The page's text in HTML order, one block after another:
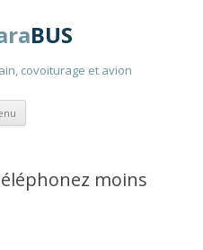
BUS
covoiturage et avion
Aller
contenu
moins